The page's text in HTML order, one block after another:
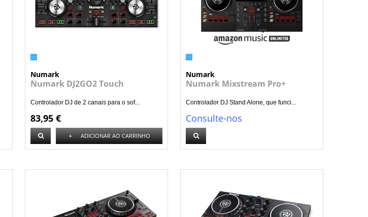
Numark
Numark DJ2GO2 Touch
Controlador DJ de 2 canais para o sof...
83,95 €
+ ADICIONAR AO CARRINHO
Numark
Numark Mixstream Pro+
Controlador DJ Stand Alone, que funci...
Consulte-nos